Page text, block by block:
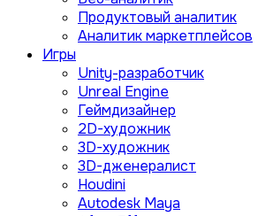
Продуктовый аналитик
Аналитик маркетплейсов
Игры
Unity-разработчик
Unreal Engine
Геймдизайнер
2D-художник
3D-художник
3D-дженералист
Houdini
Autodesk Maya